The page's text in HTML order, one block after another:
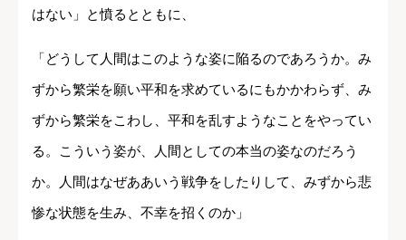
はない」と憤るとともに、
「どうして人間はこのような姿に陥るのであろうか。み
ずから繁栄を願い平和を求めているにもかかわらず、み
ずから繁栄をこわし、平和を乱すようなことをやってい
る。こういう姿が、人間としての本当の姿なのだろう
か。人間はなぜああいう戦争をしたりして、みずから悲
惨な状態を生み、不幸を招くのか」